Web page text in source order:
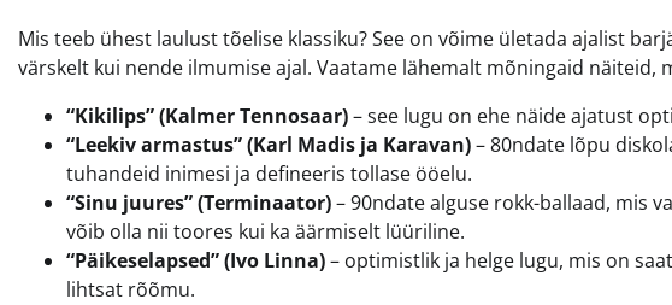
Mis teeb ühest laulust tõelise klassiku? See on võime ületada ajalist
värskelt kui nende ilmumise ajal. Vaatame lähemalt mõningaid näiteid,
“Kikilips” (Kalmer Tennosaar)– see lugu on ehe näide ajatust
“Leekiv armastus” (Karl Madis ja Karavan)– 80ndate lõpu
tuhandeid inimesi ja defineeris tollase ööelu.
“Sinu juures” (Terminaator)– 90ndate alguse rokk-ballaad, mis
võib olla nii toores kui ka äärmiselt lüüriline.
“Päikeselapsed” (Ivo Linna)– optimistlik ja helge lugu, mis on
lihtsat rõõmu.